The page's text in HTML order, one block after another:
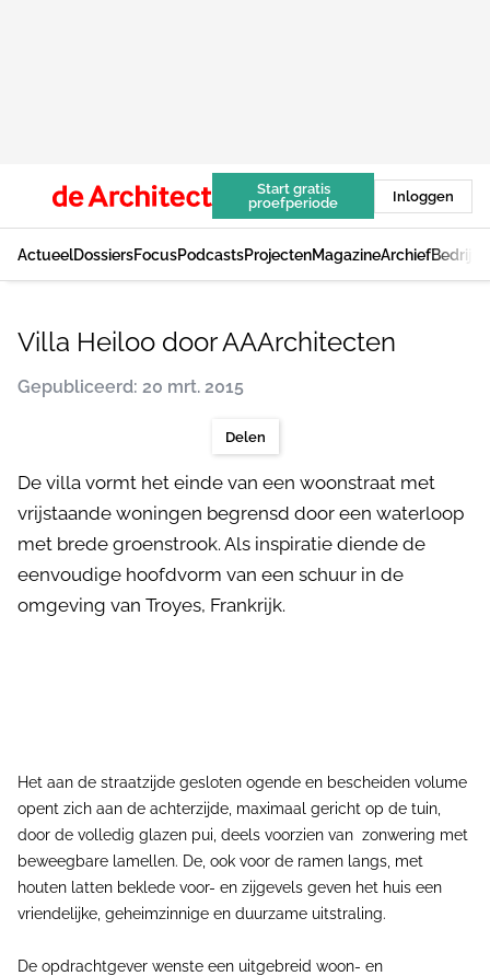
Start gratis
proefperiode
Inloggen
ActueelDossiersFocusPodcastsProjectenMagazineArchief
Villa Heiloo door AAArchitecten
Gepubliceerd: 20 mrt. 2015
Delen
De villa vormt het einde van een woonstraat met
vrijstaande woningen begrensd door een waterloop
met brede groenstrook. Als inspiratie diende de
eenvoudige hoofdvorm van een schuur in de
omgeving van Troyes, Frankrijk.
Het aan de straatzijde gesloten ogende en bescheiden volume
opent zich aan de achterzijde, maximaal gericht op de tuin,
door de volledig glazen pui, deels voorzien van zonwering met
beweegbare lamellen. De, ook voor de ramen langs, met
houten latten beklede voor- en zijgevels geven het huis een
vriendelijke, geheimzinnige en duurzame uitstraling.
De opdrachtgever wenste een uitgebreid woon- en